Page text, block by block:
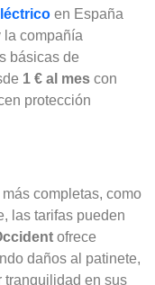
en España
la compañía
básicas de
1 € al mes con
protección
completas, como
las tarifas pueden
ofrece
daños al patinete,
tranquilidad en sus